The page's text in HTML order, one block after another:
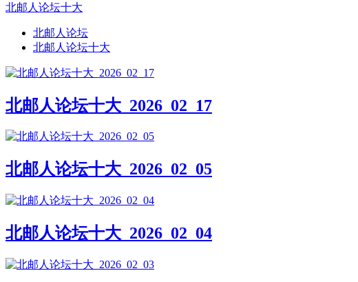
北邮人论坛十大
北邮人论坛
北邮人论坛十大
北邮人论坛十大_2026_02_17
北邮人论坛十大_2026_02_05
北邮人论坛十大_2026_02_04